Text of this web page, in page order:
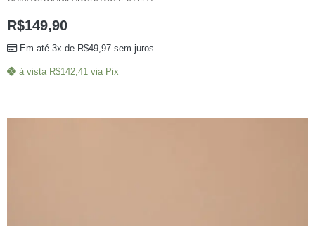
R$149,90
Em até 3x de R$49,97 sem juros
à vista R$142,41 via Pix